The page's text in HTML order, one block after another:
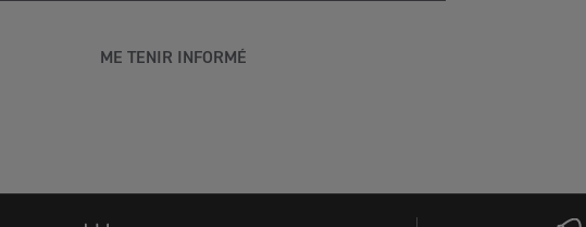
ME TENIR INFORMÉ